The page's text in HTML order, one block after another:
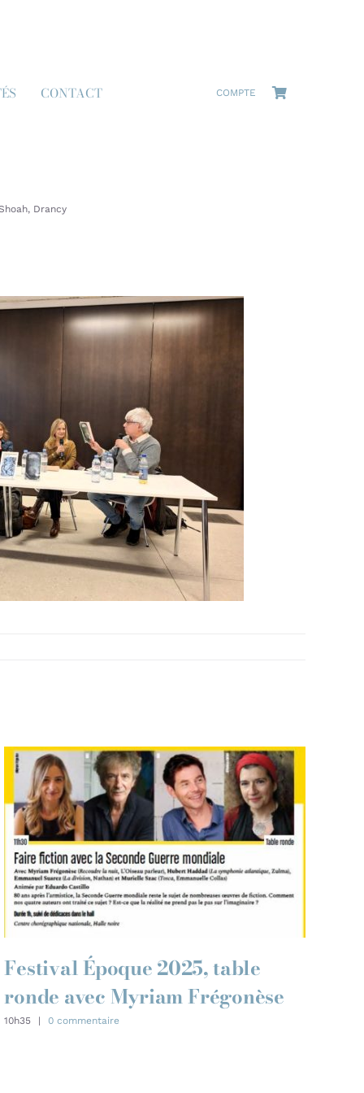
CONTACT COMPTE
Drancy
Festival Époque 2025, table
ronde avec Myriam Frégonèse
10h35 | 0 commentaire